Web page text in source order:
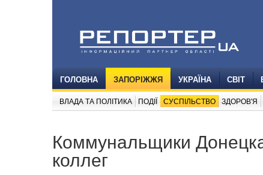
ГОЛОВНА ЗАПОРІЖЖЯ УКРАЇНА СВІТ
ВЛАДА ТА ПОЛІТИКА ПОДІЇ СУСПІЛЬСТВО ЗДОРОВ'Я
Коммунальщики
коллег